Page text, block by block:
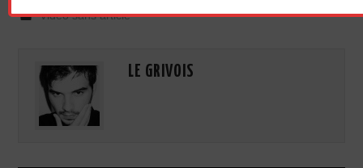
Vidéo sans article
LE GRIVOIS